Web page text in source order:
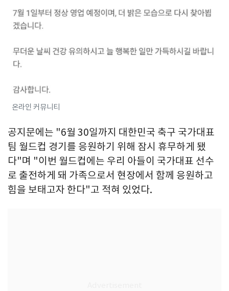
온라인 커뮤니티
공지문에는 "6월 30일까지 대한민국 축구 국가대표
팀 월드컵 경기를 응원하기 위해 잠시 휴무하게 됐
다"며 "이번 월드컵에는 우리 아들이 국가대표 선수
로 출전하게 돼 가족으로서 현장에서 함께 응원하고
힘을 보태고자 한다"고 적혀 있었다.